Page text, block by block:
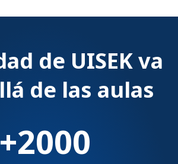
de UISEK va
de las aulas
+2000